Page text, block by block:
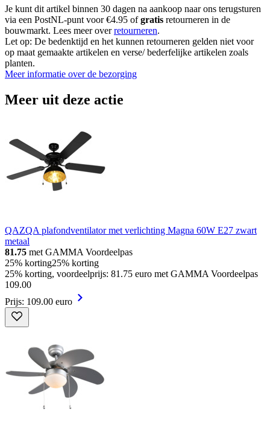
Je kunt dit artikel binnen 30 dagen na aankoop naar ons terugsturen
via een PostNL-punt voor €4.95 ofgratis retourneren in de
bouwmarkt. Lees meer overretourneren.
Let op: De bedenktijd en het kunnen retourneren gelden niet voor
op maat gemaakte artikelen en verse/ bederfelijke artikelen zoals
planten.
Meer informatie over de bezorging
Meer uit deze actie
QAZQA plafondventilator met verlichting Magna 60W E27 zwart
metaal
81.75 met GAMMA Voordeelpas
25% korting25% korting
25% korting, voordeelprijs: 81.75 euro met GAMMA Voordeelpas
109.00
Prijs: 109.00 euro